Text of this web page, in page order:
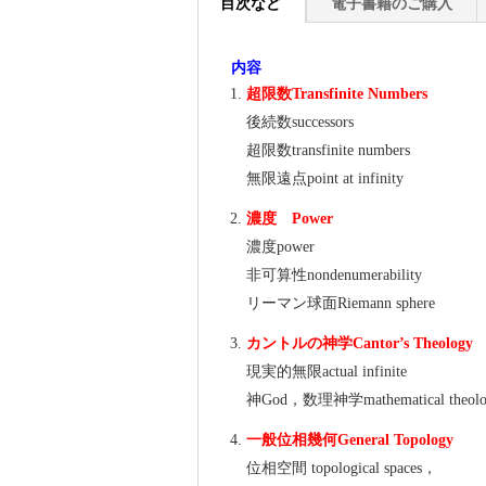
目次など 電子書籍のご購入
内容
超限数Transfinite Numbers
後続数successors
超限数transfinite numbers
無限遠点point at infinity
濃度 Power
濃度power
非可算性nondenumerability
リーマン球面Riemann sphere
カントルの神学Cantor’s Theology
現実的無限actual infinite
神God，数理神学mathematical
一般位相幾何General Topology
位相空間 topological spaces，